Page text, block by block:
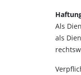
Als
als